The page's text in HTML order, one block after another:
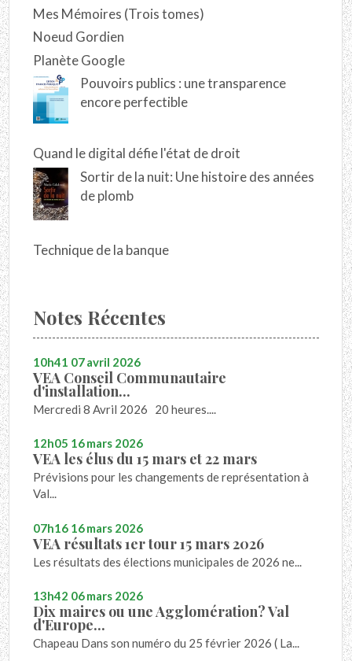
Mes Mémoires (Trois tomes)
Noeud Gordien
Planète Google
Pouvoirs publics : une transparence
encore perfectible
Quand le digital défie l'état de droit
Sortir de la nuit: Une histoire des années
de plomb
Technique de la banque
Notes Récentes
10h41 07avril 2026
VEA Conseil Communautaire
d'installation...
Mercredi 8 Avril 2026 20 heures....
12h05 16mars 2026
VEA les élus du 15 mars et 22 mars
Prévisions pour les changements de représentation à
Val...
07h16 16mars 2026
VEA résultats 1er tour 15 mars 2026
Les résultats des élections municipales de 2026 ne...
13h42 06mars 2026
Dix maires ou une Agglomération? Val
d'Europe...
Chapeau Dans son numéro du 25 février 2026 ( La...